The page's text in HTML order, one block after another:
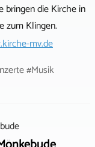
bringen die Kirche in
zum Klingen.
mv.de
#Musik